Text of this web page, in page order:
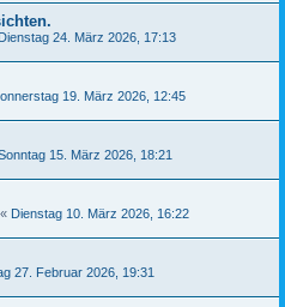
Dienstag 24. März 2026, 17:13
19. März 2026, 12:45
15. März 2026, 18:21
« Dienstag 10. März 2026, 16:22
27. Februar 2026, 19:31